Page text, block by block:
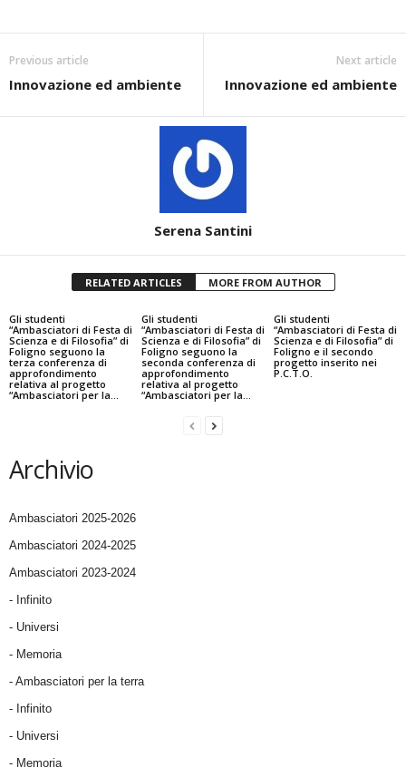
Previous article
Innovazione ed ambiente
Next article
Innovazione ed ambiente
Serena Santini
RELATED ARTICLES MORE FROM AUTHOR
Gli studenti
“Ambasciatori di Festa di
Scienza e di Filosofia” di
Foligno seguono la
terza conferenza di
approfondimento
relativa al progetto
“Ambasciatori per la...
Gli studenti
“Ambasciatori di Festa di
Scienza e di Filosofia” di
Foligno seguono la
seconda conferenza di
approfondimento
relativa al progetto
“Ambasciatori per la...
Gli studenti
“Ambasciatori di Festa di
Scienza e di Filosofia” di
Foligno e il secondo
progetto inserito nei
P.C.T.O.
Archivio
Ambasciatori 2025-2026
Ambasciatori 2024-2025
Ambasciatori 2023-2024
- Infinito
- Universi
- Memoria
- Ambasciatori per la terra
- Infinito
- Universi
- Memoria